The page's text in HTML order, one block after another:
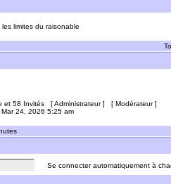
limites du raisonable
et 58 Invités [Administrateur] [ Modérateur]
Mar 24, 2026 5:25 am
Se connecter automatiquement à